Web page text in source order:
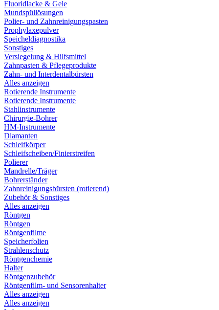
Fluoridlacke & Gele
Mundspüllösungen
Polier- und Zahnreinigungspasten
Prophylaxepulver
Speicheldiagnostika
Sonstiges
Versiegelung & Hilfsmittel
Zahnpasten & Pflegeprodukte
Zahn- und Interdentalbürsten
Alles anzeigen
Rotierende Instrumente
Rotierende Instrumente
Stahlinstrumente
Chirurgie-Bohrer
HM-Instrumente
Diamanten
Schleifkörper
Schleifscheiben/Finierstreifen
Polierer
Mandrelle/Träger
Bohrerständer
Zahnreinigungsbürsten (rotierend)
Zubehör & Sonstiges
Alles anzeigen
Röntgen
Röntgen
Röntgenfilme
Speicherfolien
Strahlenschutz
Röntgenchemie
Halter
Röntgenzubehör
Röntgenfilm- und Sensorenhalter
Alles anzeigen
Alles anzeigen